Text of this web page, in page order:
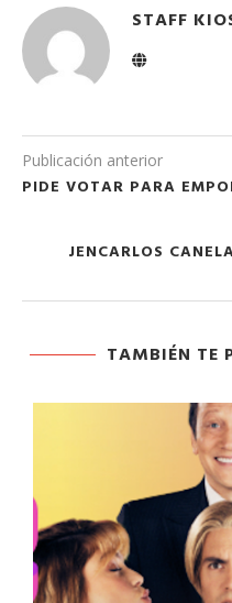
STAFF
Publicación anterior
PIDE VOTAR PARA
JENCARLOS
TAMBIÉN TE